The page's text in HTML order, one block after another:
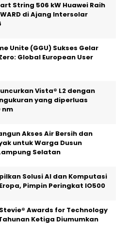
String 506 kW Huawei Raih
di Ajang Intersolar
Unite (GGU) Sukses Gelar
Global European User
Vista® L2 dengan
yang diperluas
nm
Akses Air Bersih dan
untuk Warga Dusun
Selatan
Solusi AI dan Komputasi
Pimpin Peringkat IO500
Awards for Technology
Ketiga Diumumkan